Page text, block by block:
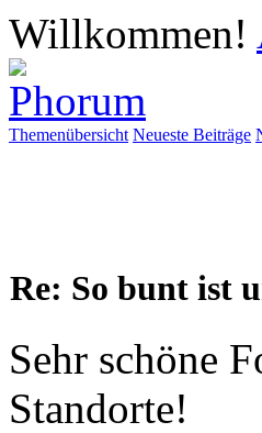
Willkommen!
Themenübersicht Neueste Beiträge
Re: So bunt ist
Sehr schöne
Standorte!